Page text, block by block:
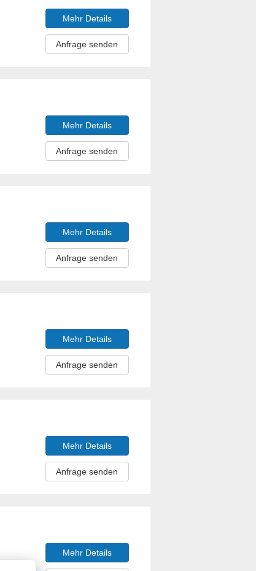
Mehr Details
Anfrage senden
Mehr Details
Anfrage senden
Mehr Details
Anfrage senden
Mehr Details
Anfrage senden
Mehr Details
Anfrage senden
Mehr Details